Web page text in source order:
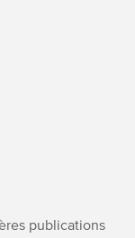
publications